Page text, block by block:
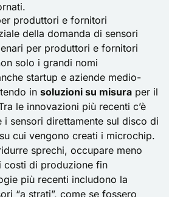
produttori e fornitori
della domanda di sensori
per produttori e fornitori
solo i grandi nomi
startup e aziende medio-
in soluzioni su misura per il
le innovazioni più recenti c’è
sensori direttamente sul disco di
cui vengono creati i microchip.
sprechi, occupare meno
costi di produzione fin
più recenti includono la
“a strati”, come se fossero